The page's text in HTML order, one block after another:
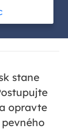
stane
opravte